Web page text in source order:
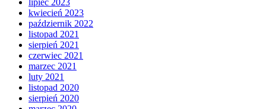
kwiecień 2023
październik 2022
listopad 2021
sierpień 2021
czerwiec 2021
marzec 2021
luty 2021
listopad 2020
sierpień 2020